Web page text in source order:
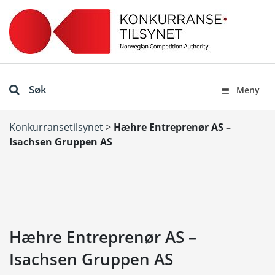
Søk Meny
Konkurransetilsynet> Hæhre Entreprenør AS –
Isachsen Gruppen AS
Hæhre Entreprenør AS –
Isachsen Gruppen AS